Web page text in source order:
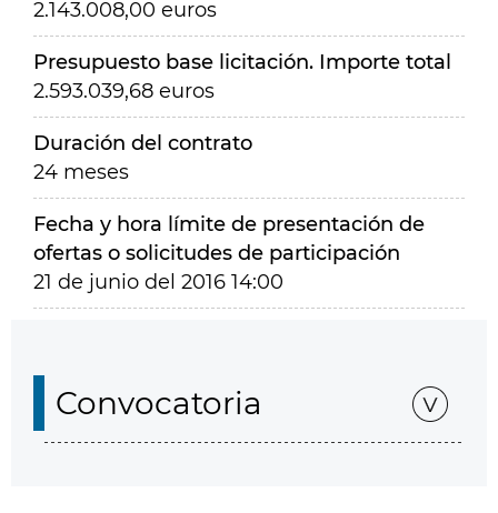
2.143.008,00 euros
Presupuesto base licitación. Importe total
2.593.039,68 euros
Duración del contrato
24 meses
Fecha y hora límite de presentación de
ofertas o solicitudes de participación
21 de junio del 2016 14:00
Convocatoria